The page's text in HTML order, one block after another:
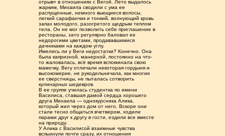
отрыв» в отношениях с Вегой. Лето выдалось
жарким, Михаила сводили с ума ее
распущенные, немного вьющиеся волосы,
легкий сарафанчик и тонкий, волнующий кровь
запах молодого, разогретого щедрым теплом
тела. Он не мог позволить себе приглашение в
рестораны, зато регулярно баловал ее
недорогими цветами, продававшимися
дачниками на каждом углу.
Имелись ли у Веги недостатки? Конечно. Она
была капризной, манерной, постоянно на что-
то жаловалась, всё время вспоминала свою
мамочку. Вегу отличали некоторая гордыня и
высокомерие, не рукодельничала, как многие
ее сверстницы, не пыталась сотворить
кулинарных шедевров.
В ее группе училась студентка по имени
Василиса, ставшая дамой сердца хорошего
друга Михаила — однокурсника Алика,
который жил через дом от него. Вскоре они
стали тесно общаться вчетвером, ходили
парами друг к другу в гости, ездили все вместе
на природу.
У Алика с Василисой взаимные чувства
вспыхнули почти сразу, их отношения